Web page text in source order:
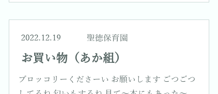
2022.12.19 聖徳保育園
お買い物（あか組）
ブロッコリーくださーい お願いします ごつごつ